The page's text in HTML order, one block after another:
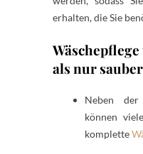
erhalten, die Sie
als nur
Neben
können
komplette